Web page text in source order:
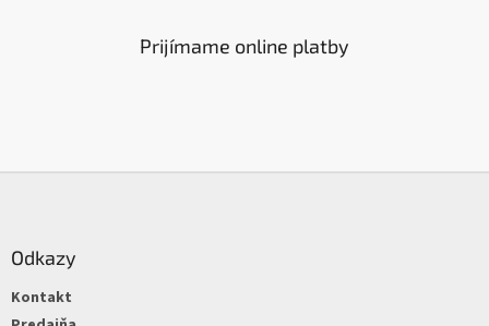
Prijímame online platby
Odkazy
Kontakt